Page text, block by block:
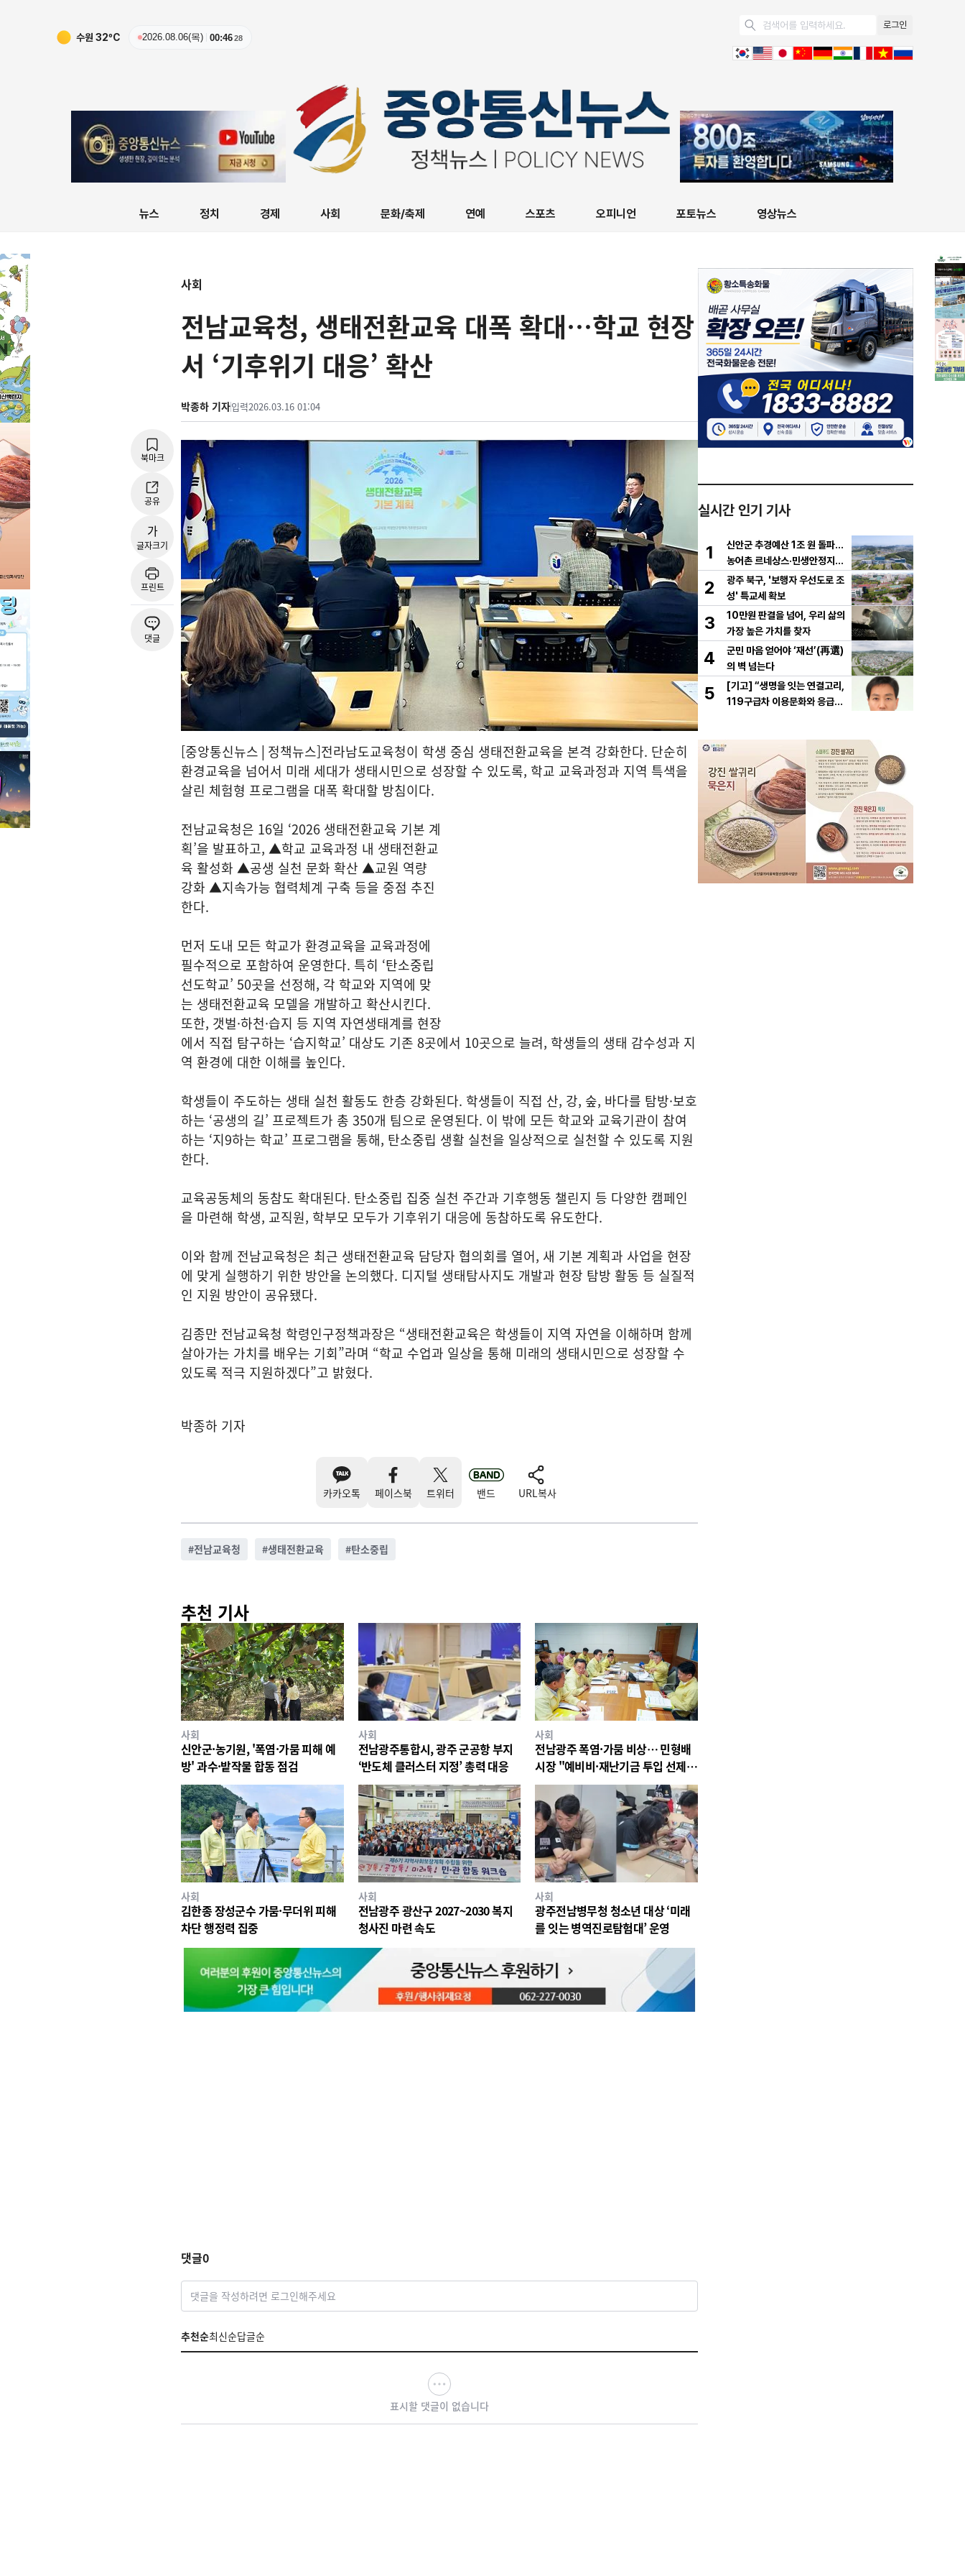
수원 32ºC 2026.08.06(목) 00:4630
로그인
뉴스 정치 경제 사회 문화/축제 연예 스포츠 오피니언 포토뉴스 영상뉴스
사회
전남교육청, 생태전환교육 대폭 확대…학교 현장
서 ‘기후위기 대응’ 확산
박종하 기자입력2026.03.16 01:04
북마크
공유
가
글자크기
프린트
댓글
[중앙통신뉴스│정책뉴스]전라남도교육청이 학생 중심 생태전환교육을 본격 강화한다. 단순히
환경교육을 넘어서 미래 세대가 생태시민으로 성장할 수 있도록, 학교 교육과정과 지역 특색을
살린 체험형 프로그램을 대폭 확대할 방침이다.
전남교육청은 16일 ‘2026 생태전환교육 기본 계
획’을 발표하고, ▲학교 교육과정 내 생태전환교
육 활성화 ▲공생 실천 문화 확산 ▲교원 역량
강화 ▲지속가능 협력체계 구축 등을 중점 추진
한다.
먼저 도내 모든 학교가 환경교육을 교육과정에
필수적으로 포함하여 운영한다. 특히 ‘탄소중립
선도학교’ 50곳을 선정해, 각 학교와 지역에 맞
는 생태전환교육 모델을 개발하고 확산시킨다.
또한, 갯벌·하천·습지 등 지역 자연생태계를 현장
에서 직접 탐구하는 ‘습지학교’ 대상도 기존 8곳에서 10곳으로 늘려, 학생들의 생태 감수성과 지
역 환경에 대한 이해를 높인다.
학생들이 주도하는 생태 실천 활동도 한층 강화된다. 학생들이 직접 산, 강, 숲, 바다를 탐방·보호
하는 ‘공생의 길’ 프로젝트가 총 350개 팀으로 운영된다. 이 밖에 모든 학교와 교육기관이 참여
하는 ‘지9하는 학교’ 프로그램을 통해, 탄소중립 생활 실천을 일상적으로 실천할 수 있도록 지원
한다.
교육공동체의 동참도 확대된다. 탄소중립 집중 실천 주간과 기후행동 챌린지 등 다양한 캠페인
을 마련해 학생, 교직원, 학부모 모두가 기후위기 대응에 동참하도록 유도한다.
이와 함께 전남교육청은 최근 생태전환교육 담당자 협의회를 열어, 새 기본 계획과 사업을 현장
에 맞게 실행하기 위한 방안을 논의했다. 디지털 생태탐사지도 개발과 현장 탐방 활동 등 실질적
인 지원 방안이 공유됐다.
김종만 전남교육청 학령인구정책과장은 “생태전환교육은 학생들이 지역 자연을 이해하며 함께
살아가는 가치를 배우는 기회”라며 “학교 수업과 일상을 통해 미래의 생태시민으로 성장할 수
있도록 적극 지원하겠다”고 밝혔다.
박종하 기자
카카오톡 페이스북 트위터 밴드 URL복사
#전남교육청 #생태전환교육 #탄소중립
추천 기사
사회
신안군·농기원, '폭염·가뭄 피해 예
방' 과수·밭작물 합동 점검
사회
전남광주통합시, 광주 군공항 부지
‘반도체 클러스터 지정’ 총력 대응
사회
전남광주 폭염·가뭄 비상… 민형배
시장 "예비비·재난기금 투입 선제
대응"
사회
김한종 장성군수 가뭄·무더위 피해
차단 행정력 집중
사회
전남광주 광산구 2027~2030 복지
청사진 마련 속도
사회
광주전남병무청 청소년 대상 ‘미래
를 잇는 병역진로탐험대’ 운영
댓글0
댓글을 작성하려면 로그인해주세요
추천순최신순답글순
표시할 댓글이 없습니다
실시간 인기 기사
1
신안군 추경예산 1조 원 돌파…
농어촌 르네상스·민생안정지원
금 집중 편성
2
광주 북구, '보행자 우선도로 조
성' 특교세 확보
3
10만원 판결을 넘어, 우리 삶의
가장 높은 가치를 찾자
4
군민 마음 얻어야 ‘재선’(再選)
의 벽 넘는다
5
[기고] “생명을 잇는 연결고리,
119구급차 이용문화와 응급처